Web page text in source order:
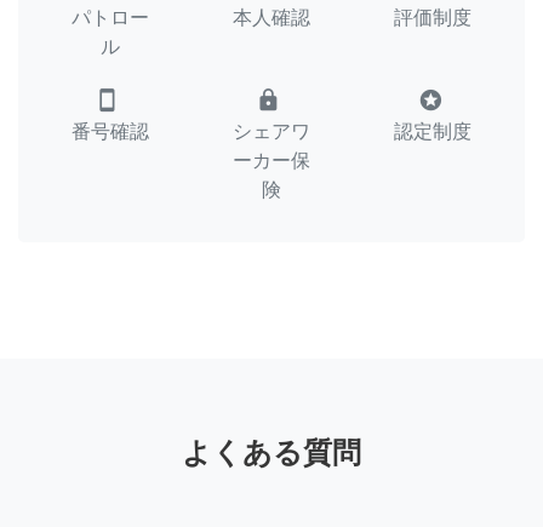
パトロー
ル
本人確認 評価制度
smartphone
番号確認
lock
シェアワ
ーカー保
険
stars
認定制度
よくある質問